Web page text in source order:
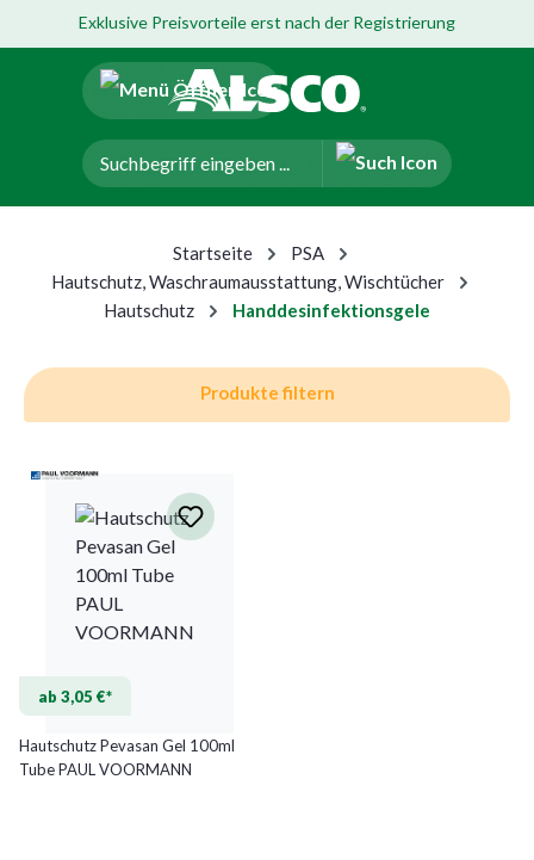
Hauptinhalt springen
Zur Navigation der B2B-Plattform springen
Exklusive Preisvorteile erst nach der Registrierung
Startseite
PSA
Hautschutz, Waschraumausstattung, Wischtücher
Hautschutz
Handdesinfektionsgele
Produkte filtern
ab 3,05 €*
Hautschutz Pevasan Gel 100ml
Tube PAUL VOORMANN